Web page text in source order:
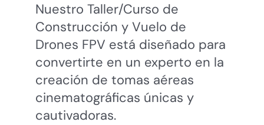
Nuestro Taller/Curso de
Construcción y Vuelo de
Drones FPV está diseñado para
convertirte en un experto en la
creación de tomas aéreas
cinematográficas únicas y
cautivadoras.